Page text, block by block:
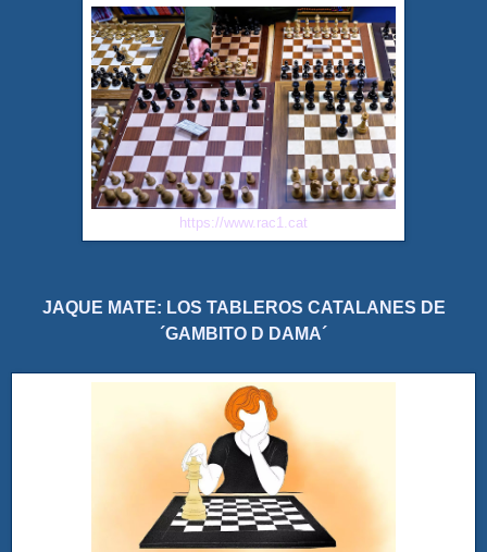
https://www.rac1.cat
JAQUE MATE: LOS TABLEROS CATALANES DE
´GAMBITO D DAMA´